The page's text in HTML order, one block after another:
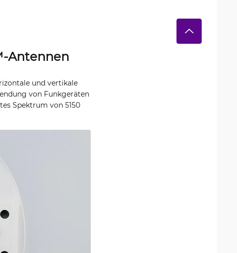
Antennen
und vertikale
von Funkgeräten
Spektrum von 5150